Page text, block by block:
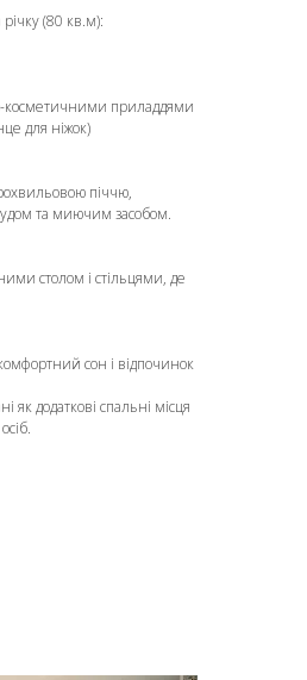
(80 кв.м):
косметичними приладдями
для ніжок)
піччю,
та миючим засобом.
столом і стільцями, де
сон і відпочинок
як додаткові спальні місця